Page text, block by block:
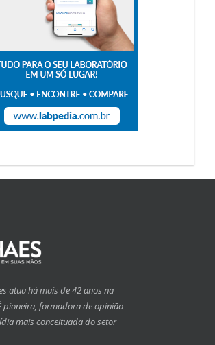
atua há mais de 42 anos na
pioneira, formadora de opinião
mais conceituada do setor